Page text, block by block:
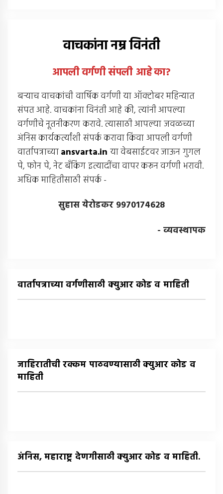
वाचकांना नम्र विनंती
आपली वर्गणी संपली आहेका?
बर्‍याच वाचकांची वार्षिक वर्गणी या ऑक्टोबर महिन्यात
संपत आहे. वाचकांना विनंती आहे की, त्यांनी आपल्या
वर्गणीचे नूतनीकरण करावे. त्यासाठी आपल्या जवळच्या
अंनिस कार्यकर्त्यांशी संपर्क करावा किंवा आपली वर्गणी
वार्तापत्राच्याansvarta.in या वेबसाईटवर जाऊन गुगल
पे, फोन पे, नेट बँकिंग इत्यादींचा वापर करून वर्गणी भरावी.
अधिक माहितीसाठी संपर्क -
सुहास येरोडकर 9970174628
- व्यवस्थापक
वार्तापत्राच्या वर्गणीसाठी क्युआर कोड व माहिती
जाहिरातीची रक्कम पाठवण्यासाठी क्युआर कोड व
माहिती
अंनिस, महाराष्ट्र देणगीसाठी क्युआर कोड व माहिती.